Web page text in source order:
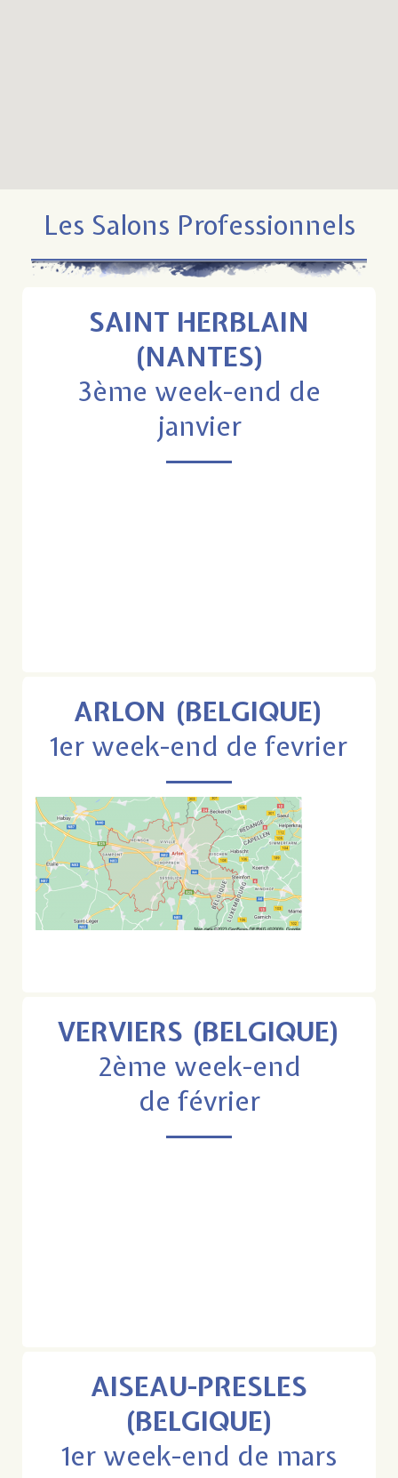
Les Salons Professionnels
SAINT HERBLAIN
(NANTES)
3ème week-end de
janvier
ARLON (BELGIQUE)
1er week-end de fevrier
VERVIERS (BELGIQUE)
2ème week-end
de février
AISEAU-PRESLES
(BELGIQUE)
1er week-end de mars